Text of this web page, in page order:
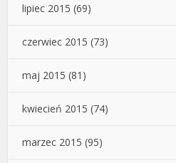
lipiec 2015 (69)
czerwiec 2015 (73)
maj 2015 (81)
kwiecień 2015 (74)
marzec 2015 (95)